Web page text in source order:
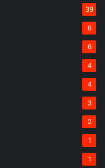
39
6
6
4
4
3
2
1
1